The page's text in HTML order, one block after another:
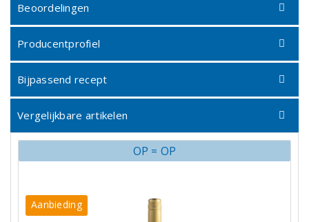
Beoordelingen
Producentprofiel
Bijpassend recept
Vergelijkbare artikelen
OP = OP
Aanbieding